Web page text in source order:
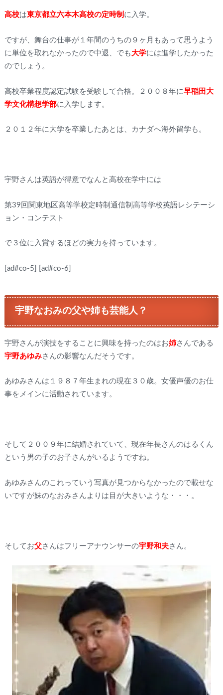
高校は東京都立六本木高校の定時制 に入学。
ですが、舞台の仕事が１年間のうちの９ヶ月もあって思うよう
に単位を取れなかったので中退、でも 大学には進学したかった
のでしょう。
高校卒業程度認定試験を受験して合格。２００８年に早稲田大
学文化構想学部に入学します。
２０１２年に大学を卒業したあとは、カナダへ海外留学も。
宇野さんは英語が得意でなんと高校在学中には
第39回関東地区高等学校定時制通信制高等学校英語レシテーシ
ョン・コンテスト
で３位に入賞するほどの実力を持っています。
[ad#co-5] [ad#co-6]
宇野なおみの父や姉も芸能人？
宇野さんが演技をすることに興味を持ったのはお姉さんである
宇野あゆみさんの影響なんだそうです。
あゆみさんは１９８７年生まれの現在３０歳。女優声優のお仕
事をメインに活動されています。
そして２００９年に結婚されていて、現在年長さんのはるくん
という男の子のお子さんがいるようですね。
あゆみさんのこれっていう写真が見つからなかったので載せな
いですが妹のなおみさんよりは目が大きいような・・・。
そしてお父さんはフリーアナウンサーの宇野和夫さん。